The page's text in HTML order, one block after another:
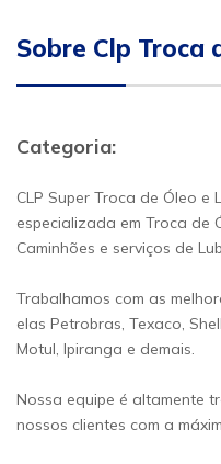
Sobre Clp Troca
Categoria:
CLP Super Troca de Óleo e
especializada em Troca de
Caminhões e serviços de
Trabalhamos com as
elas Petrobras, Texaco,
Motul, Ipiranga e demais.
Nossa equipe é altamente
nossos clientes com a